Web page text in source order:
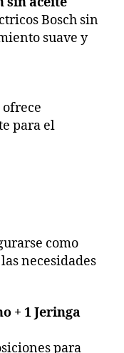
Bosch sin
suave y
para el
como
necesidades
+ 1 Jeringa
para